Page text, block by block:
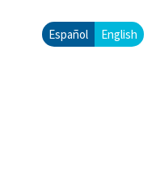
Español English